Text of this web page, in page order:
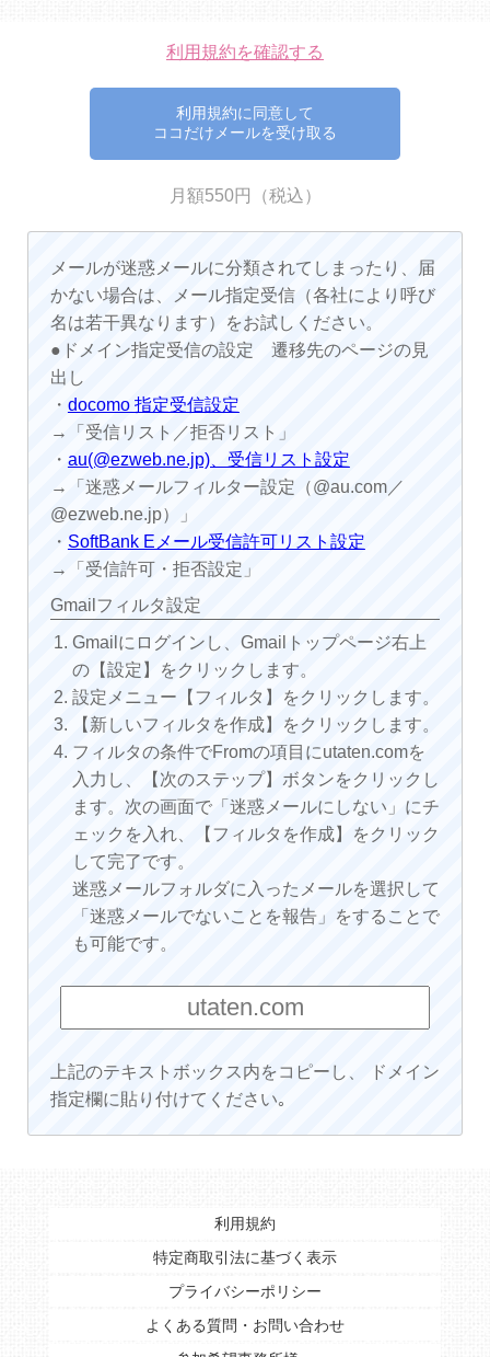
利用規約を確認する
利用規約に同意して
ココだけメールを受け取る
月額550円（税込）
メールが迷惑メールに分類されてしまったり、届
かない場合は、メール指定受信（各社により呼び
名は若干異なります）をお試しください。
●ドメイン指定受信の設定 遷移先のページの見
出し
・ docomo 指定受信設定
→「受信リスト／拒否リスト」
・ au(@ezweb.ne.jp)、受信リスト設定
→「迷惑メールフィルター設定（@au.com／
@ezweb.ne.jp）」
・ SoftBank Eメール受信許可リスト設定
→「受信許可・拒否設定」
Gmailフィルタ設定
Gmailにログインし、Gmailトップページ右上
の【設定】をクリックします。
設定メニュー【フィルタ】をクリックします。
【新しいフィルタを作成】をクリックします。
フィルタの条件でFromの項目にutaten.comを
入力し、【次のステップ】ボタンをクリックし
ます。次の画面で「迷惑メールにしない」にチ
ェックを入れ、【フィルタを作成】をクリック
して完了です。
迷惑メールフォルダに入ったメールを選択して
「迷惑メールでないことを報告」をすることで
も可能です。
上記のテキストボックス内をコピーし、 ドメイン
指定欄に貼り付けてください｡
利用規約
特定商取引法に基づく表示
プライバシーポリシー
よくある質問・お問い合わせ